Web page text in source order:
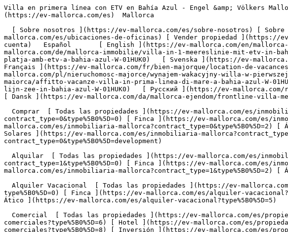
Villa en primera línea con ETV en Bahía Azul - Engel &amp; Völkers Mallorca                [ ![EV Mallorca](https://cdn.ev-mallorca.com/images/web/EV_Logo_RGB.svg) ](https://ev-mallorca.com/es)  Mallorca  

  [ Sobre nosotros ](https://ev-mallorca.com/es/sobre-nosotros) [ Sobre Mallorca ](https://ev-mallorca.com/es/sobre-mallorca) [ Contacto ](https://ev-mallorca.com/es/ubicaciones-de-oficinas) [ Vender propiedad ](https://ev-mallorca.com/es/vender-propiedad-mallorca) [    Mi cuenta  ](https://ev-mallorca.com/es/mi-cuenta)   Español       [ English ](https://ev-mallorca.com/en/mallorca-property/frontline-villa-with-etv-in-bahia-azul-W-01HUK0)    [ Deutsch ](https://ev-mallorca.com/de/mallorca-immobilie/villa-in-1-meereslinie-mit-etv-in-bahia-azul-W-01HUK0)   [ Català ](https://ev-mallorca.com/ca/immoble-mallorca/vila-davant-de-la-platja-amb-etv-a-bahia-azul-W-01HUK0)   [ Svenska ](https://ev-mallorca.com/sv/mallorca-fastighet/semesterbostad-villa-i-forsta-havslinjen-i-bahia-azul-W-01HUK0)   [ Français ](https://ev-mallorca.com/fr/bien-majorque/location-de-vacances-villa-en-premiere-ligne-de-mer-a-bahia-azul-W-01HUK0)   [ Polski ](https://ev-mallorca.com/pl/nieruchomosc-majorce/wynajem-wakacyjny-willa-w-pierwszej-linii-brzegowej-w-bahia-azul-W-01HUK0)   [ Italiano ](https://ev-mallorca.com/it/immobili-maiorca/affitto-vacanze-villa-in-prima-linea-di-mare-a-bahia-azul-W-01HUK0)   [ Dutch ](https://ev-mallorca.com/nl/mallorca-eigendom/vakantiehuis-villa-in-eerste-lijn-zee-in-bahia-azul-W-01HUK0)   [ Русский ](https://ev-mallorca.com/ru/nedvizhimost-mayorka/arenda-na-vremia-otpuska-villa-na-pervoi-linii-v-baiia-azul-W-01HUK0)   [ Dansk ](https://ev-mallorca.com/da/mallorca-ejendom/frontline-villa-med-etv-i-bahia-azul-W-01HUK0)   

  Comprar  [ Todas las propiedades ](https://ev-mallorca.com/es/inmobiliaria-mallorca?contract_type=0) [ Casa ](https://ev-mallorca.com/es/inmobiliaria-mallorca?contract_type=0&type%5B0%5D=0) [ Finca ](https://ev-mallorca.com/es/inmobiliaria-mallorca?contract_type=0&type%5B0%5D=1) [ Apartamento ](https://ev-mallorca.com/es/inmobiliaria-mallorca?contract_type=0&type%5B0%5D=2) [ Ático ](https://ev-mallorca.com/es/inmobiliaria-mallorca?contract_type=0&type%5B0%5D=5) [ Solares ](https://ev-mallorca.com/es/inmobiliaria-mallorca?contract_type=0&type%5B0%5D=3) [ Obra nueva ](https://ev-mallorca.com/es/inmobiliaria-mallorca?contract_type=0&type%5B0%5D=development) 

  Alquilar  [ Todas las propiedades ](https://ev-mallorca.com/es/inmobiliaria-mallorca?contract_type=1) [ Casa ](https://ev-mallorca.com/es/inmobiliaria-mallorca?contract_type=1&type%5B0%5D=0) [ Finca ](https://ev-mallorca.com/es/inmobiliaria-mallorca?contract_type=1&type%5B0%5D=1) [ Apartamento ](https://ev-mallorca.com/es/inmobiliaria-mallorca?contract_type=1&type%5B0%5D=2) [ Ático ](https://ev-mallorca.com/es/inmobiliaria-mallorca?contract_type=1&type%5B0%5D=5) 

  Alquiler Vacacional  [ Todas las propiedades ](https://ev-mallorca.com/es/alquiler-vacacional) [ Casa ](https://ev-mallorca.com/es/alquiler-vacacional?type%5B0%5D=0) [ Finca ](https://ev-mallorca.com/es/alquiler-vacacional?type%5B0%5D=1) [ Apartamento ](https://ev-mallorca.com/es/alquiler-vacacional?type%5B0%5D=2) [ Ático ](https://ev-mallorca.com/es/alquiler-vacacional?type%5B0%5D=5) 

  Comercial  [ Todas las propiedades ](https://ev-mallorca.com/es/propiedades-comerciales) [ Agricultura y bosques ](https://ev-mallorca.com/es/propiedades-comerciales?type%5B0%5D=6) [ Hotel ](https://ev-mallorca.com/es/propiedades-comerciales?type%5B0%5D=7) [ Industria ](https://ev-mallorca.com/es/propiedades-comerciales?type%5B0%5D=8) [ Inversión ](https://ev-mallorca.com/es/propiedades-comerciales?type%5B0%5D=9) [ Gastronomía ](https://ev-mallorca.com/es/propiedades-comerciales?type%5B0%5D=10) [ Solares ](https://ev-mallorca.com/es/propiedades-comerciales?type%5B0%5D=11) [ Oficina ](https://ev-mallorca.com/es/propiedades-comerciales?type%5B0%5D=12) [ Otros ](https://ev-mallorca.com/es/propiedades-comerciales?type%5B0%5D=13) [ Tienda ](https://ev-mallorca.com/es/propiedades-comerciales?type%5B0%5D=14) 

 [ Obra nueva ](https://ev-mallorca.com/es/obra-nueva-mallorca) 

     Español       [ English ](https://ev-mallorca.com/en/mallorca-property/frontline-villa-with-etv-in-bahia-azul-W-